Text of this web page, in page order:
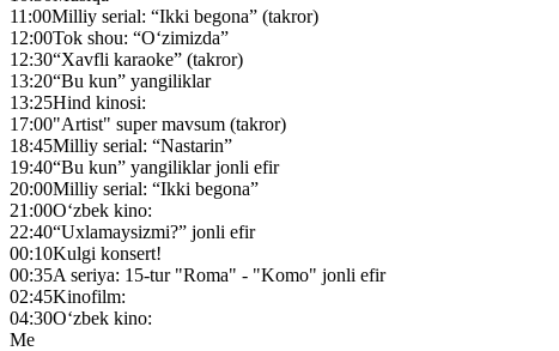
11:00Milliy serial: “Ikki begona” (takror)
12:00Tok shou: “O‘zimizda”
12:30“Xavfli karaoke” (takror)
13:20“Bu kun” yangiliklar
13:25Hind kinosi:
17:00"Artist" super mavsum (takror)
18:45Milliy serial: “Nastarin”
19:40“Bu kun” yangiliklar jonli efir
20:00Milliy serial: “Ikki begona”
21:00O‘zbek kino:
22:40“Uxlamaysizmi?” jonli efir
00:10Kulgi konsert!
00:35A seriya: 15-tur "Roma" - "Komo" jonli efir
02:45Kinofilm:
04:30O‘zbek kino:
Me